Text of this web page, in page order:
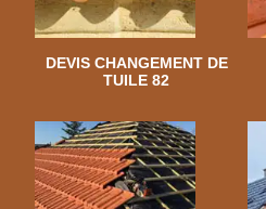
DEVIS CHANGEMENT DE
TUILE 82